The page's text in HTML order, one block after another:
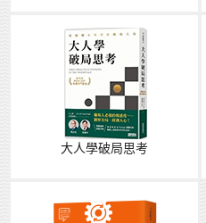
大人學破局思考